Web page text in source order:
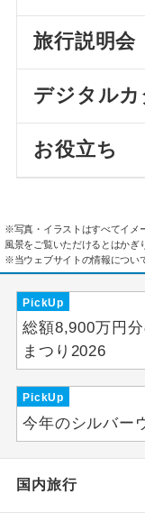
旅行説明会
デジタル
お役立ち
※写真・イラストはすべてイメ
風景をご覧いただけるとはかぎ
※当ウェブサイトの情報につい
PickUp
総額8,900万円
まつり2026
PickUp
今年のシルバー
国内旅行